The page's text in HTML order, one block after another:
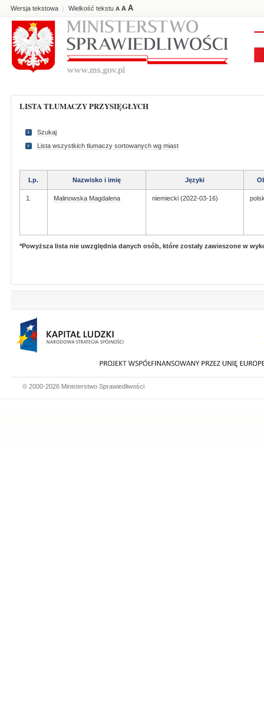
Wersja tekstowa | Wielkość tekstu A A A
LISTA TŁUMACZY PRZYSIĘGŁYCH
Szukaj
Lista wszystkich tlumaczy sortowanych wg miast
Lp. Nazwisko i imię Języki
1. Malinowska Magdalena niemiecki (2022-03-16)
*Powyższa lista nie uwzględnia danych osób, które zostały zawieszone w
© 2000-2026 Ministerstwo Sprawiedliwości